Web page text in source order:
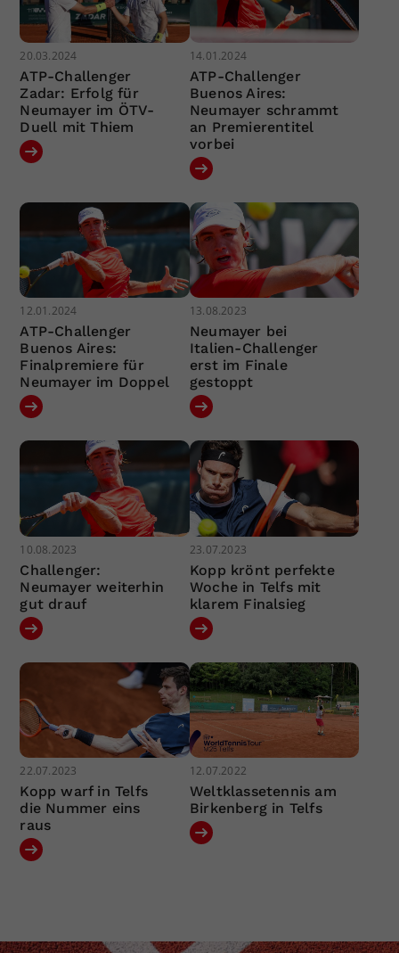
20.03.2024
ATP-Challenger
Zadar: Erfolg für
Neumayer im ÖTV-
Duell mit Thiem
14.01.2024
ATP-Challenger
Buenos Aires:
Neumayer schrammt
an Premierentitel
vorbei
12.01.2024
ATP-Challenger
Buenos Aires:
Finalpremiere für
Neumayer im Doppel
13.08.2023
Neumayer bei
Italien-Challenger
erst im Finale
gestoppt
10.08.2023
Challenger:
Neumayer weiterhin
gut drauf
23.07.2023
Kopp krönt perfekte
Woche in Telfs mit
klarem Finalsieg
22.07.2023
Kopp warf in Telfs
die Nummer eins
raus
12.07.2022
Weltklassetennis am
Birkenberg in Telfs